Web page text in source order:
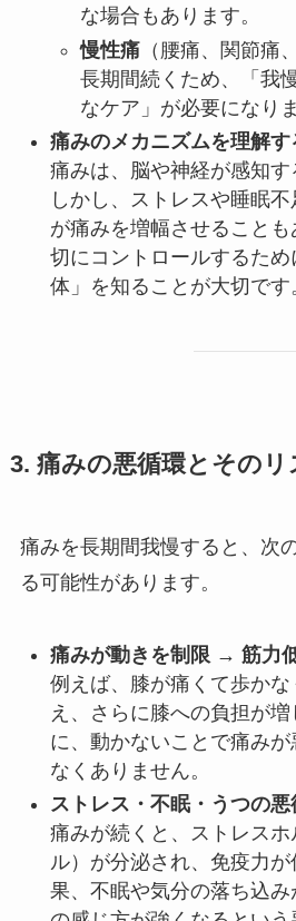
な場合もあります。
慢性痛（腰痛、関節痛
長期間続くため、「我
なケア」が必要になりま
痛みのメカニズムを理解す
痛みは、脳や神経が感知す
しかし、ストレスや睡眠
が痛みを増幅させること
切にコントロールするた
体」を知ることが大切です
3. 痛みの悪循環とそのリ
痛みを長期間我慢すると、次
る可能性があります。
痛みが動きを制限 → 筋力
例えば、膝が痛くて歩か
え、さらに膝への負担が
に、動かないことで痛み
なくありません。
ストレス・不眠・うつの悪
痛みが続くと、ストレス
ル）が分泌され、免疫力
果、不眠や気分の落ち込